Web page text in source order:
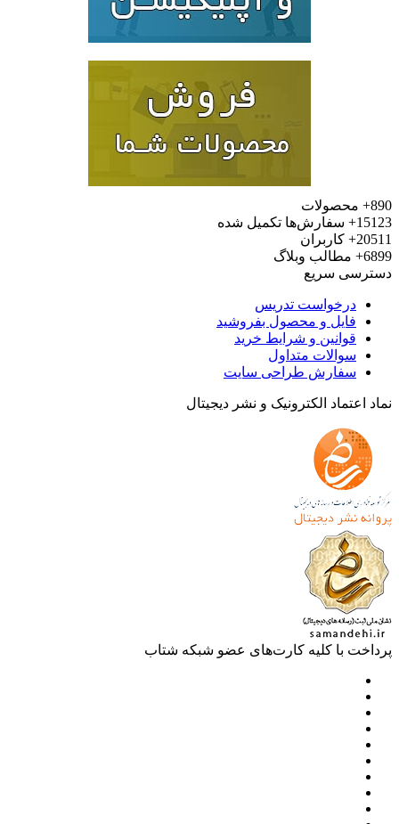
محصولات
سفارش‌ها تکمیل شده
کاربران
مطالب وبلاگ
سریع
درخواست تدریس
فایل و محصول بفروشید
قوانین و شرایط خرید
سوالات متداول
سفارش طراحی سایت
اعتماد الکترونیک و نشر دیجیتال
با کلیه کارت‌های عضو شبکه شتاب